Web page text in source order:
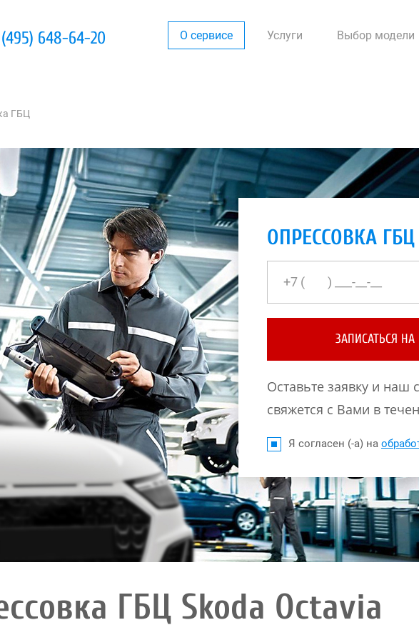
648-64-20 О сервисе Услуги Выбор модели
ГБЦ
ОПРЕССОВКА ГБЦ
ЗАПИСАТЬСЯ
Оставьте заявку и наш
свяжется с Вами в
Я согласен (-а) на
ГБЦ Skoda Octavia